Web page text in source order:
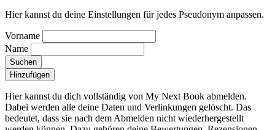
Hier kannst du deine Einstellungen für jedes Pseudonym anpassen.
Vorname
Name
Suchen
Hinzufügen
Hier kannst du dich vollständig von My Next Book abmelden.
Dabei werden alle deine Daten und Verlinkungen gelöscht. Das
bedeutet, dass sie nach dem Abmelden nicht wiederhergestellt